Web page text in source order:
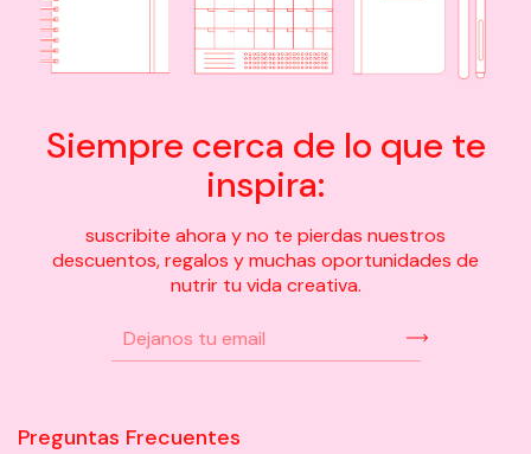
Siempre cerca de lo que te
inspira:
suscribite ahora y no te pierdas nuestros
descuentos, regalos y muchas oportunidades de
nutrir tu vida creativa.
Preguntas Frecuentes